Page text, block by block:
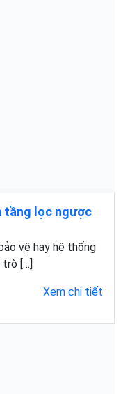
tầng lọc ngược
vệ hay hệ thống
[…]
Xem chi tiết